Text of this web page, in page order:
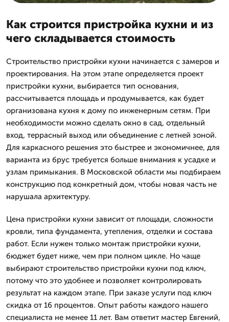
Как строится пристройка кухни и из
чего складывается стоимость
Строительство пристройки кухни начинается с замеров и
проектирования. На этом этапе определяется проект
пристройки кухни, выбирается тип основания,
рассчитывается площадь и продумывается, как будет
организована кухня к дому по инженерным сетям. При
необходимости можно сделать окно в сад, отдельный
вход, террасный выход или объединение с летней зоной.
Для каркасного решения это быстрее и экономичнее, для
варианта из брус требуется больше внимания к усадке и
узлам примыкания. В Московской области мы подбираем
конструкцию под конкретный дом, чтобы новая часть не
нарушала архитектуру.
Цена пристройки кухни зависит от площади, сложности
кровли, типа фундамента, утепления, отделки и состава
работ. Если нужен только монтаж пристройки кухни,
бюджет будет ниже, чем при полном цикле. Но чаще
выбирают строительство пристройки кухни под ключ,
потому что это удобнее и позволяет контролировать
результат на каждом этапе. При заказе услуги под ключ
скидка от 16 процентов. Опыт работы каждого нашего
специалиста не менее 11 лет. Вам ответит мастер Евгений,